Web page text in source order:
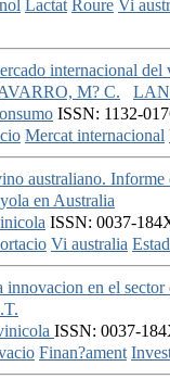
Lactat Roure Vi
internacional
M? C.
ISSN: 1132-
Mercat internacional
australiano. Informe
en Australia
ISSN: 0037-
Vi australia
innovacion en el
ISSN: 0037-
Finan?ament